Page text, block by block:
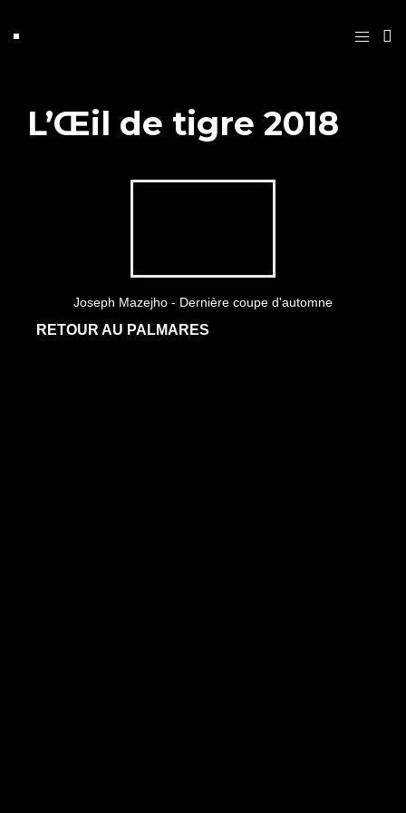
L’Œil de tigre 2018
Joseph Mazejho - Dernière coupe d'automne
RETOUR AU PALMARES